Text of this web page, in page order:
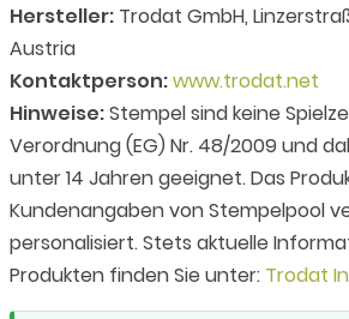
Hersteller: Trodat GmbH,
Austria
Kontaktperson:www.trodat.net
Hinweise:Stempel sind keine
Verordnung (EG) Nr. 48/2009 und
unter 14 Jahren geeignet. Das
Kundenangaben von Stempelpool
personalisiert. Stets aktuelle
Produkten finden Sie unter: Trodat